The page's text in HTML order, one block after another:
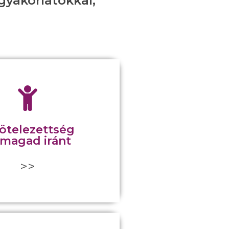
iránt
>>
valójában elkötelezed
és boldogságod
elhatározásod az úton
azt mutatja, hogy fontos